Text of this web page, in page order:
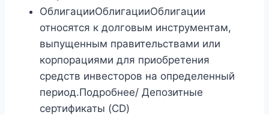
ОблигацииОблигацииОблигации
относятся к долговым инструментам,
выпущенным правительствами или
корпорациями для приобретения
средств инвесторов на определенный
период.Подробнее/ Депозитные
сертификаты (CD)